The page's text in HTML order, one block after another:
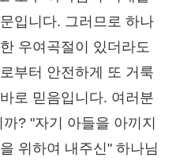
입니다. 그러므로 하나
우여곡절이 있더라도
부터 안전하게 또 거룩
로 믿음입니다. 여러분
? "자기 아들을 아끼지
위하여 내주신" 하나님